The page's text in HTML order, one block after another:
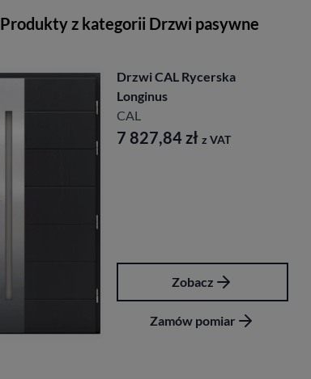
Produkty z kategorii Drzwi pasywne
Drzwi Cal
Zamów